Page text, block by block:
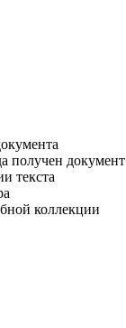
получен документ
текста
коллекции